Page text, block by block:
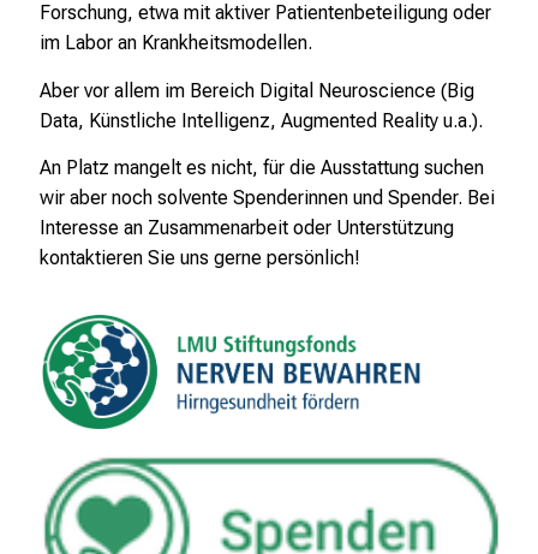
Forschung, etwa mit aktiver Patientenbeteiligung oder
im Labor an Krankheitsmodellen.
Aber vor allem im Bereich Digital Neuroscience (Big
Data, Künstliche Intelligenz, Augmented Reality u.a.).
An Platz mangelt es nicht, für die Ausstattung suchen
wir aber noch solvente Spenderinnen und Spender. Bei
Interesse an Zusammenarbeit oder Unterstützung
kontaktieren Sie uns gerne persönlich!